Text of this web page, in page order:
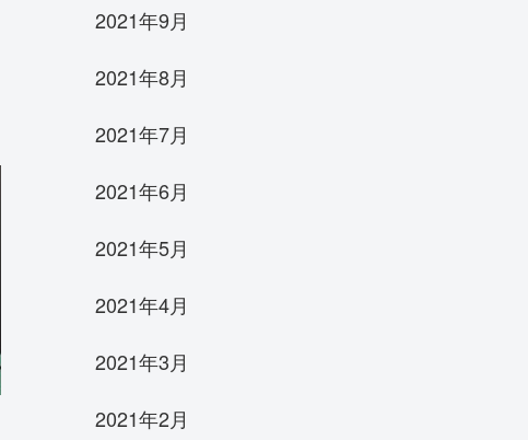
2021年9月
2021年8月
2021年7月
2021年6月
2021年5月
2021年4月
2021年3月
2021年2月